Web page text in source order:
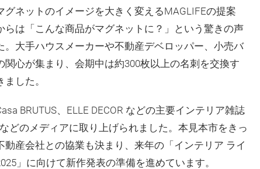
グネットのイメージを大きく変えるMAGLIFEの提案
らは「こんな商品がマグネットに？」という驚きの声
。大手ハウスメーカーや不動産デベロッパー、小売バ
関心が集まり、会期中は約300枚以上の名刺を交換す
した。
BRUTUS、ELLE DECOR などの主要インテリア雑誌
どのメディアに取り上げられました。本見本市をきっ
動産会社との協業も決まり、来年の「インテリア ライ
」に向けて新作発表の準備を進めています。